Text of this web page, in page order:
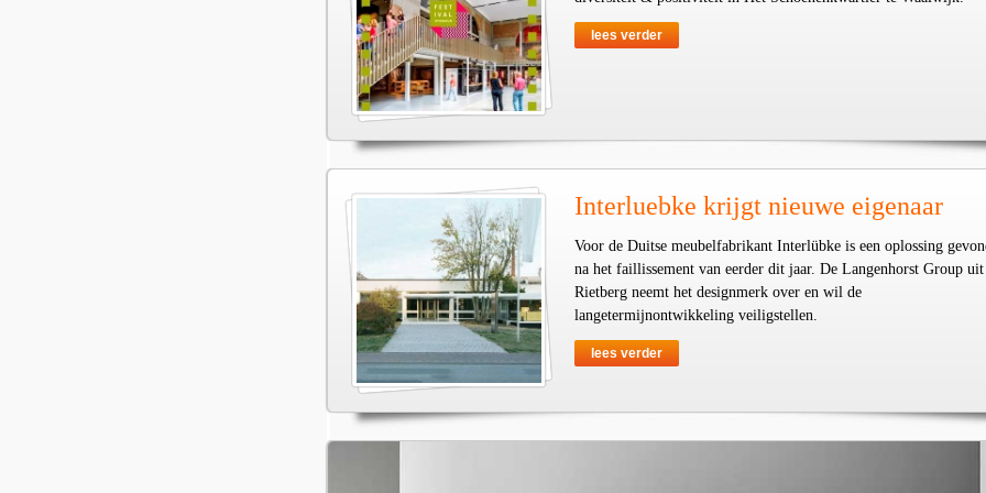
lees verder
Interluebke krijgt nieuwe eigenaar
Voor de Duitse meubelfabrikant Interlübke is een oplossing
na het faillissement van eerder dit jaar. De Langenhorst Group uit
Rietberg neemt het designmerk over en wil de
langetermijnontwikkeling veiligstellen.
lees verder